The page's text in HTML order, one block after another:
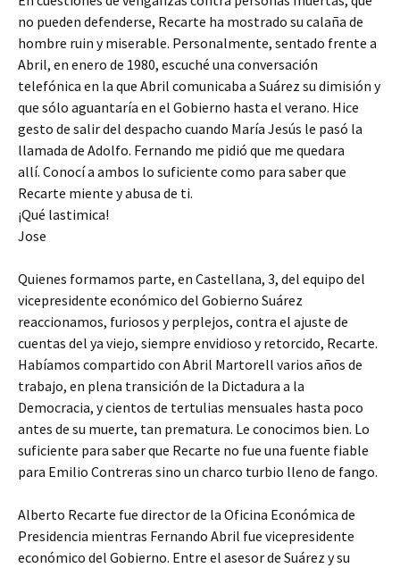
no pueden defenderse, Recarte ha mostrado su calaña de
hombre ruin y miserable. Personalmente, sentado frente a
Abril, en enero de 1980, escuché una conversación
telefónica en la que Abril comunicaba a Suárez su dimisión y
que sólo aguantaría en el Gobierno hasta el verano. Hice
gesto de salir del despacho cuando María Jesús le pasó la
llamada de Adolfo. Fernando me pidió que me quedara
allí. Conocí a ambos lo suficiente como para saber que
Recarte miente y abusa de ti.
¡Qué lastimica!
Jose
Quienes formamos parte, en Castellana, 3, del equipo del
vicepresidente económico del Gobierno Suárez
reaccionamos, furiosos y perplejos, contra el ajuste de
cuentas del ya viejo, siempre envidioso y retorcido, Recarte.
Habíamos compartido con Abril Martorell varios años de
trabajo, en plena transición de la Dictadura a la
Democracia, y cientos de tertulias mensuales hasta poco
antes de su muerte, tan prematura. Le conocimos bien. Lo
suficiente para saber que Recarte no fue una fuente fiable
para Emilio Contreras sino un charco turbio lleno de fango.
Alberto Recarte fue director de la Oficina Económica de
Presidencia mientras Fernando Abril fue vicepresidente
económico del Gobierno. Entre el asesor de Suárez y su